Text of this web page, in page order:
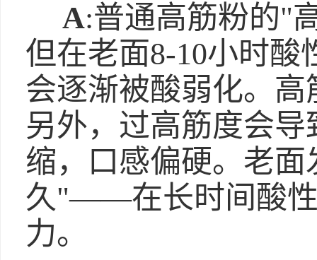
A:普通高筋粉的"
但在老面8-10小时
会逐渐被酸弱化。
另外，过高筋度会
缩，口感偏硬。老
久"——在长时间酸性
力。